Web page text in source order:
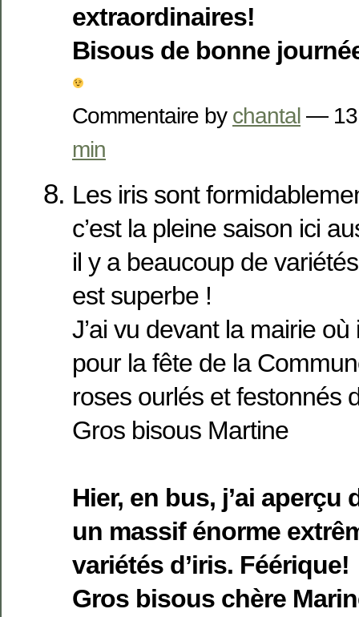
extraordinaires!
Bisous de bonne
Commentaire by chantal — 13
min
Les iris sont
c’est la pleine saison ici
il y a beaucoup de
est superbe !
J’ai vu devant la mairie où
pour la fête de la
roses ourlés et festonnés
Gros bisous Martine
Hier, en bus, j’ai aperçu
un massif énorme
variétés d’iris. Féérique!
Gros bisous chère